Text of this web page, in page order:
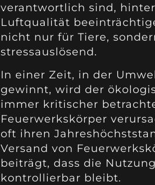
verantwortlich sind,
Luftqualität
nicht nur für Tiere,
stressauslösend.
In einer Zeit, in der
gewinnt, wird der
immer kritischer
Feuerwerkskörper
oft ihren
Versand von
beiträgt, dass die
kontrollierbar bleibt.